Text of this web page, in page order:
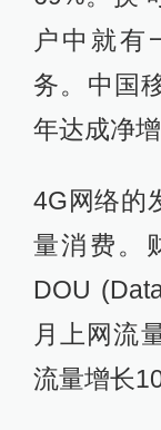
户中就有
务。中国
年达成净
4G网络的
量消费。
DOU
月上网流
流量增长